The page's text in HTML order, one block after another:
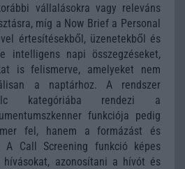
vállalásokra vagy releváns
míg a Now Brief a Personal
értesítésekből, üzenetekből és
intelligens napi összegzéseket,
is felismerve, amelyeket nem
a naptárhoz. A rendszer
kategóriába rendezi a
funkciója pedig
fel, hanem a formázást és
Call Screening funkció képes
azonosítani a hívót és